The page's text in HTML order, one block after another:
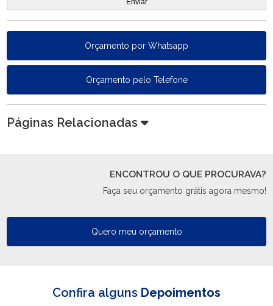
Orçamento por Whatsapp
Orçamento pelo Telefone
Páginas Relacionadas
ENCONTROU O QUE PROCURAVA?
Faça seu orçamento grátis agora mesmo!
Quero meu orçamento
Confira alguns Depoimentos